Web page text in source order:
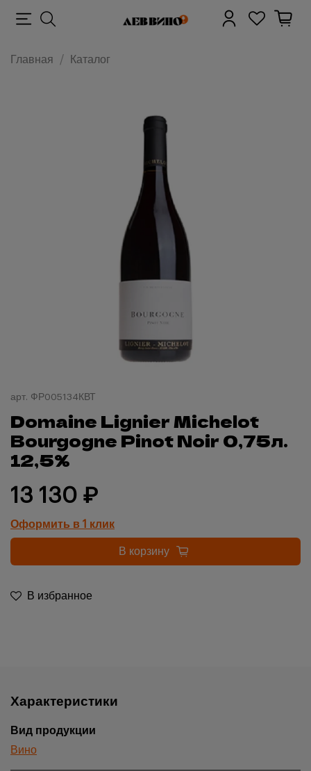
Главная Каталог
арт. ФР005134КВТ
Domaine Lignier Michelot
Bourgogne Pinot Noir 0,75л.
12,5%
В избранное
13 130 ₽
Оформить в 1 клик
В корзину
Характеристики
Вид продукции
Вино